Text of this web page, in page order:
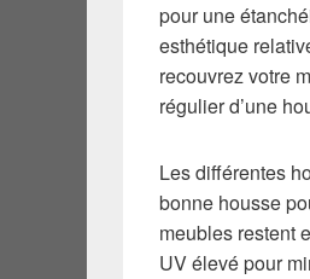
pour une
esthétique
recouvrez votre
régulier d’une
Les différentes
bonne housse
meubles restent
UV élevé pour